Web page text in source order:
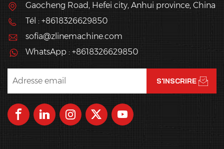
Gaocheng Road, Hefei city, Anhui province, China
Tél : +8618326629850
sofia@zlinemachine.com
WhatsApp : +8618326629850